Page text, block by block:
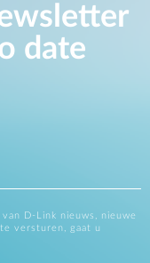
date
D-Link nieuws, nieuwe
versturen, gaat u